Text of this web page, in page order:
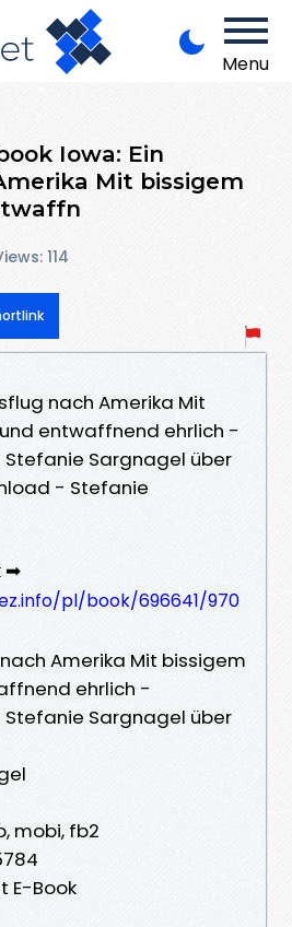
Menu
Iowa: Ein
Mit bissigem
114
nach Amerika Mit
entwaffnend ehrlich -
Sargnagel über
- Stefanie
➡
pl/book/696641/970
Amerika Mit bissigem
ehrlich -
Sargnagel über
mobi, fb2
E-Book